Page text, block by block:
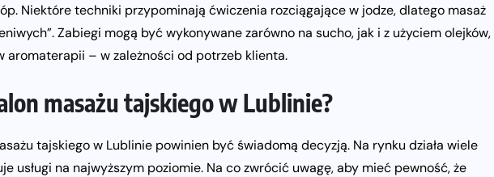
Niektóre techniki przypominają ćwiczenia rozciągające w jodze, dlatego masaż
Zabiegi mogą być wykonywane zarówno na sucho, jak i z użyciem olejków,
aromaterapii – w zależności od potrzeb klienta.
masażu tajskiego w Lublinie?
tajskiego w Lublinie powinien być świadomą decyzją. Na rynku działa wiele
usługi na najwyższym poziomie. Na co zwrócić uwagę, aby mieć pewność, że